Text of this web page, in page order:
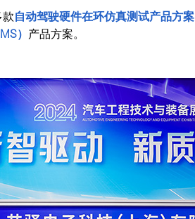
自动驾驶硬件在环仿真测试产品方案
） 产品方案。